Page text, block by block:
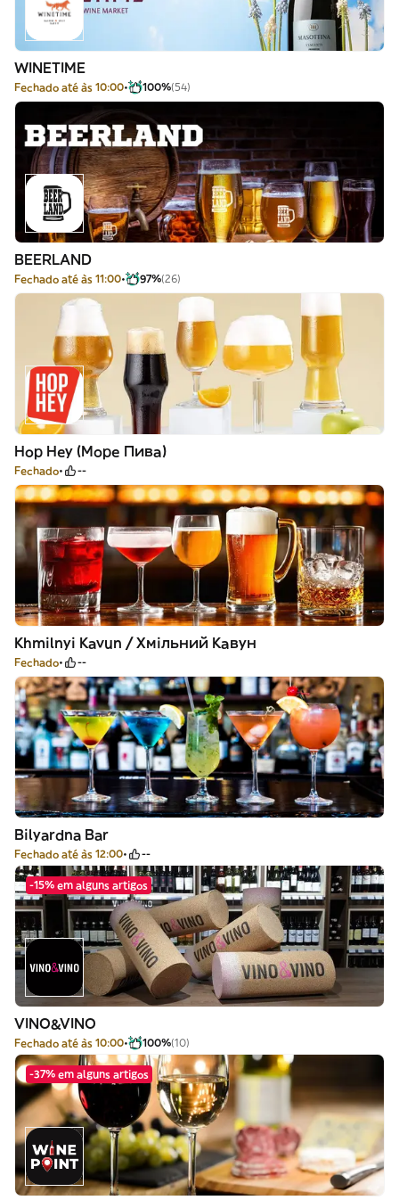
WINETIME
Fechado até às 10:00 100%(54)
BEERLAND
Fechado até às 11:00 97%(26)
Hop Hey (Море Пива)
Fechado --
Khmilnyi Kavun / Хмільний Кавун
Fechado --
Bilyardna Bar
Fechado até às 12:00 --
-15% em alguns artigos
VINO&VINO
Fechado até às 10:00 100%(10)
-37% em alguns artigos